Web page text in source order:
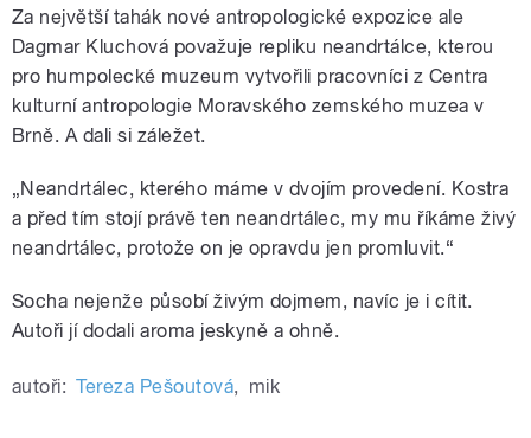
Za největší tahák nové antropologické expozice ale
Dagmar Kluchová považuje repliku neandrtálce, kterou
pro humpolecké muzeum vytvořili pracovníci z Centra
kulturní antropologie Moravského zemského muzea v
Brně. A dali si záležet.
„Neandrtálec, kterého máme v dvojím provedení. Kostra
a před tím stojí právě ten neandrtálec, my mu říkáme živý
neandrtálec, protože on je opravdu jen promluvit.“
Socha nejenže působí živým dojmem, navíc je i cítit.
Autoři jí dodali aroma jeskyně a ohně.
autoři: Tereza Pešoutová, mik